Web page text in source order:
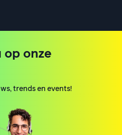
op onze
trends en events!